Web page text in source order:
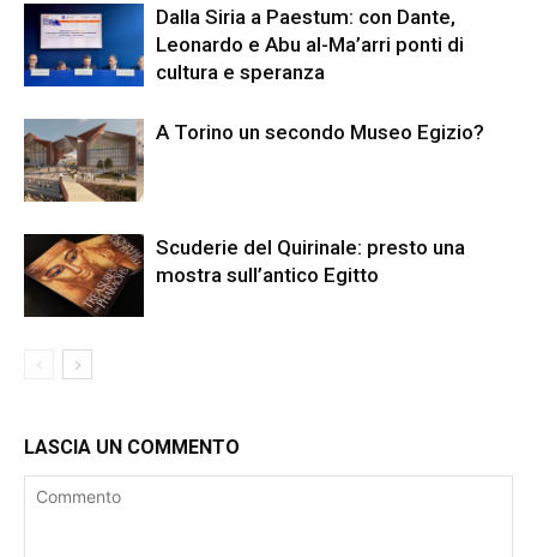
Dalla Siria a Paestum: con Dante,
Leonardo e Abu al-Ma’arri ponti di
cultura e speranza
A Torino un secondo Museo Egizio?
Scuderie del Quirinale: presto una
mostra sull’antico Egitto
LASCIA UN COMMENTO